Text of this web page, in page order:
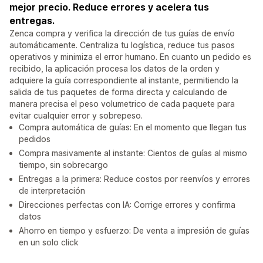
mejor precio. Reduce errores y acelera tus
entregas.
Zenca compra y verifica la dirección de tus guías de envío
automáticamente. Centraliza tu logística, reduce tus pasos
operativos y minimiza el error humano. En cuanto un pedido es
recibido, la aplicación procesa los datos de la orden y
adquiere la guía correspondiente al instante, permitiendo la
salida de tus paquetes de forma directa y calculando de
manera precisa el peso volumetrico de cada paquete para
evitar cualquier error y sobrepeso.
Compra automática de guías: En el momento que llegan tus
pedidos
Compra masivamente al instante: Cientos de guías al mismo
tiempo, sin sobrecargo
Entregas a la primera: Reduce costos por reenvíos y errores
de interpretación
Direcciones perfectas con IA: Corrige errores y confirma
datos
Ahorro en tiempo y esfuerzo: De venta a impresión de guías
en un solo click